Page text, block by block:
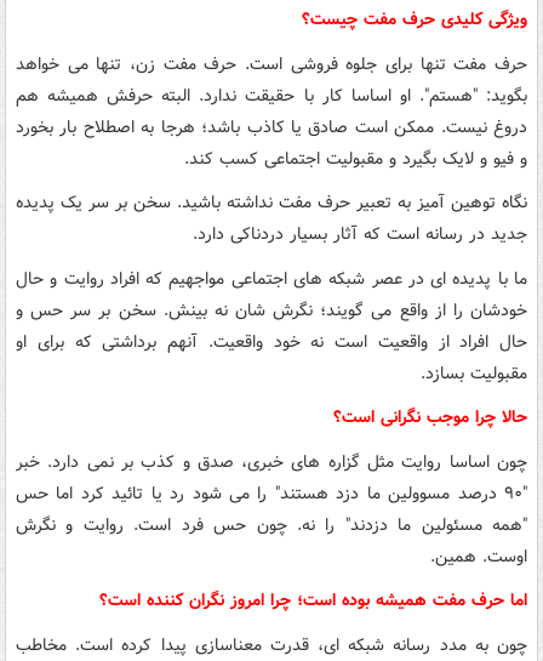
ویژگی کلیدی حرف مفت چیست؟
حرف مفت تنها برای جلوه فروشی است. حرف مفت زن، تنها می خواهد
بگوید: "هستم". او اساسا کار با حقیقت ندارد. البته حرفش همیشه هم
دروغ نیست. ممکن است صادق یا کاذب باشد؛ هرجا به اصطلاح بار بخورد
و فیو و لایک بگیرد و مقبولیت اجتماعی کسب کند.
نگاه توهین آمیز به تعبیر حرف مفت نداشته باشید. سخن بر سر یک پدیده
جدید در رسانه است که آثار بسیار دردناکی دارد.
ما با پدیده ای در عصر شبکه های اجتماعی مواجهیم که افراد روایت و حال
خودشان را از واقع می گویند؛ نگرش شان نه بینش. سخن بر سر حس و
حال افراد از واقعیت است نه خود واقعیت. آنهم برداشتی که برای او
مقبولیت بسازد.
حالا چرا موجب نگرانی است؟
چون اساسا روایت مثل گزاره های خبری، صدق و کذب بر نمی دارد. خبر
"۹۰ درصد مسوولین ما دزد هستند" را می شود رد یا تائید کرد اما حس
"همه مسئولین ما دزدند" را نه. چون حس فرد است. روایت و نگرش
اوست. همین.
اما حرف مفت همیشه بوده است؛ چرا امروز نگران کننده است؟
چون به مدد رسانه شبکه ای، قدرت معناسازی پیدا کرده است. مخاطب